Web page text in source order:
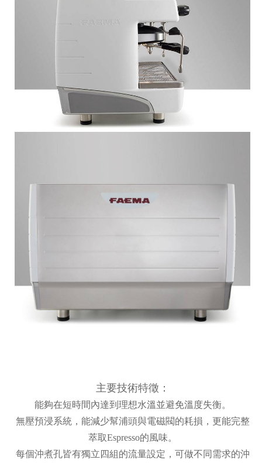
主要技術特徵：
能夠在短時間內達到理想水溫並避免溫度失衡。
無壓預浸系統，能減少幫浦頭與電磁閥的耗損，更能完整
萃取Espresso的風味。
每個沖煮孔皆有獨立四組的流量設定，可做不同需求的沖